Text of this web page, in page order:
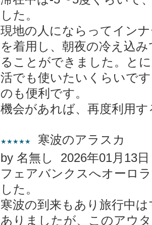
した。
現地の人にならってイン
を着用し、朝夜の冷え込
ることができました。と
活でも使いたいくらいで
のも便利です。
機会があれば、再度利用
★★★★★
寒波のアラスカ
by 名無し 2026年01月13日
フェアバンクスへオーロ
した。
寒波の到来もあり旅行中
ありましたが、このアウ